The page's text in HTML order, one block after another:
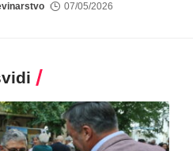
07/05/2026